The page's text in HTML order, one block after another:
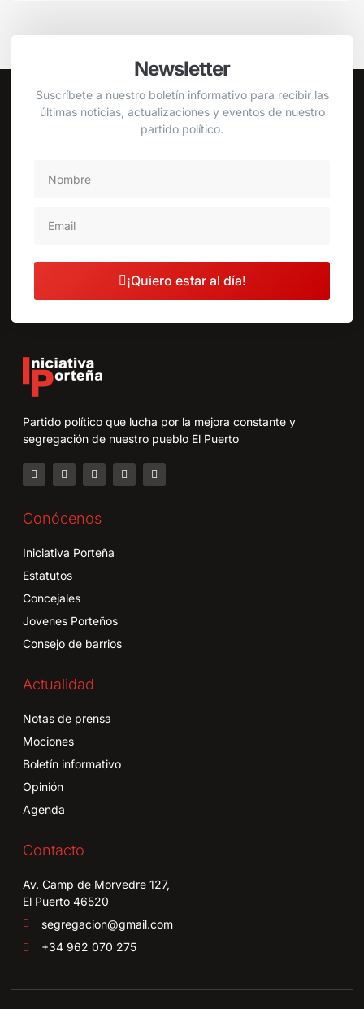
Newsletter
Suscríbete a nuestro boletín informativo para recibir las
últimas noticias, actualizaciones y eventos de nuestro
partido político.
¡Quiero estar al día!
Partido político que lucha por la mejora constante y
segregación de nuestro pueblo El Puerto
Conócenos
Iniciativa Porteña
Estatutos
Concejales
Jovenes Porteños
Consejo de barrios
Actualidad
Notas de prensa
Mociones
Boletín informativo
Opinión
Agenda
Contacto
Av. Camp de Morvedre 127,
El Puerto 46520
segregacion@gmail.com
+34 962 070 275